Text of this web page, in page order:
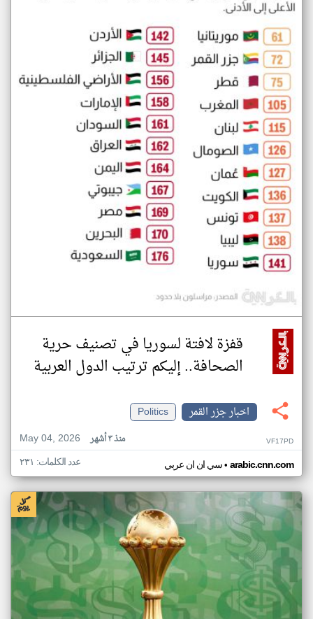
قفزة لافتة لسوريا في تصنيف حرية
الصحافة.. إليكم ترتيب الدول العربية
اخبار جزر القمر
Politics
May 04, 2026
منذ ٣ أشهر VF17PD
سي ان ان عربي• arabic.cnn.com عدد الكلمات: ٢٣١